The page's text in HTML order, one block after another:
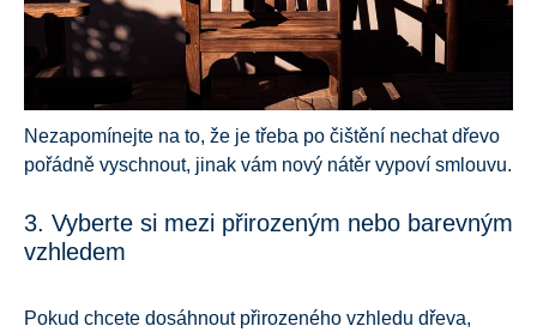
Nezapomínejte na to, že je třeba po čištění nechat dřevo
pořádně vyschnout, jinak vám nový nátěr vypoví smlouvu.
3. Vyberte si mezi přirozeným nebo barevným
vzhledem
Pokud chcete dosáhnout přirozeného vzhledu dřeva,